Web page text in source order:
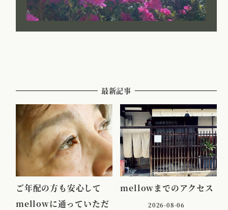
最新記事
ご年配の方も安心して
mellowに通っていただ
mellowまでのアクセス
2026-08-06